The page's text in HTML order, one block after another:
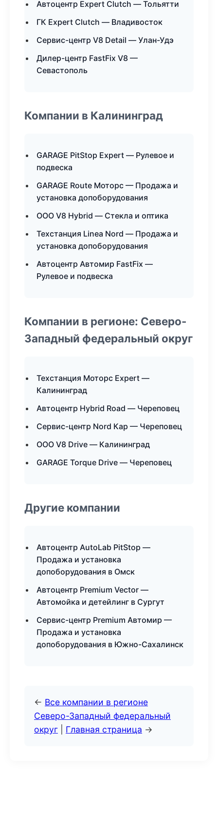
Автоцентр Expert Clutch — Тольятти
ГК Expert Clutch — Владивосток
Сервис-центр V8 Detail — Улан-Удэ
Дилер-центр FastFix V8 —
Севастополь
Компании в Калининград
GARAGE PitStop Expert — Рулевое и
подвеска
GARAGE Route Моторс — Продажа и
установка допоборудования
ООО V8 Hybrid — Стекла и оптика
Техстанция Linea Nord — Продажа и
установка допоборудования
Автоцентр Автомир FastFix —
Рулевое и подвеска
Компании в регионе: Северо-
Западный федеральный округ
Техстанция Моторс Expert —
Калининград
Автоцентр Hybrid Road — Череповец
Сервис-центр Nord Кар — Череповец
ООО V8 Drive — Калининград
GARAGE Torque Drive — Череповец
Другие компании
Автоцентр AutoLab PitStop —
Продажа и установка
допоборудования в Омск
Автоцентр Premium Vector —
Автомойка и детейлинг в Сургут
Сервис-центр Premium Автомир —
Продажа и установка
допоборудования в Южно-Сахалинск
← Все компании в регионе
Северо-Западный федеральный
округ
Главная страница →